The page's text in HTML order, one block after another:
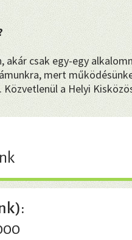
akár csak egy-egy
mert
a Helyi